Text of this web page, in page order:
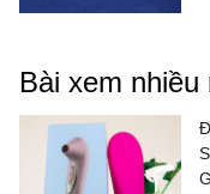
Bài xem nhiều